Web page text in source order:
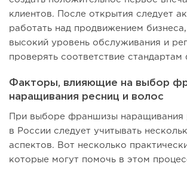
клиентов. После открытия следует
работать над продвижением
высокий уровень обслуживания и
проверять соответствие
Факторы, влияющие на выбор
наращивания ресниц и волос
При выборе франшизы наращивания
в России следует учитывать
аспектов. Вот несколько
которые могут помочь в этом